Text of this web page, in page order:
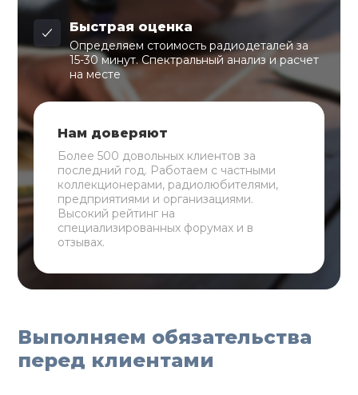
Быстрая оценка
Определяем стоимость радиодеталей за
15-30 минут. Спектральный анализ и расчет
на месте
Нам доверяют
Более 500 довольных клиентов за
последний год. Работаем с частными
коллекционерами, радиолюбителями,
предприятиями и организациями.
Высокий рейтинг на
специализированных форумах и в
отзывах.
Выполняем обязательства
перед клиентами